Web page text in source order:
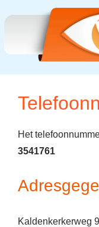
Het
3541761
Kaldenkerkerweg